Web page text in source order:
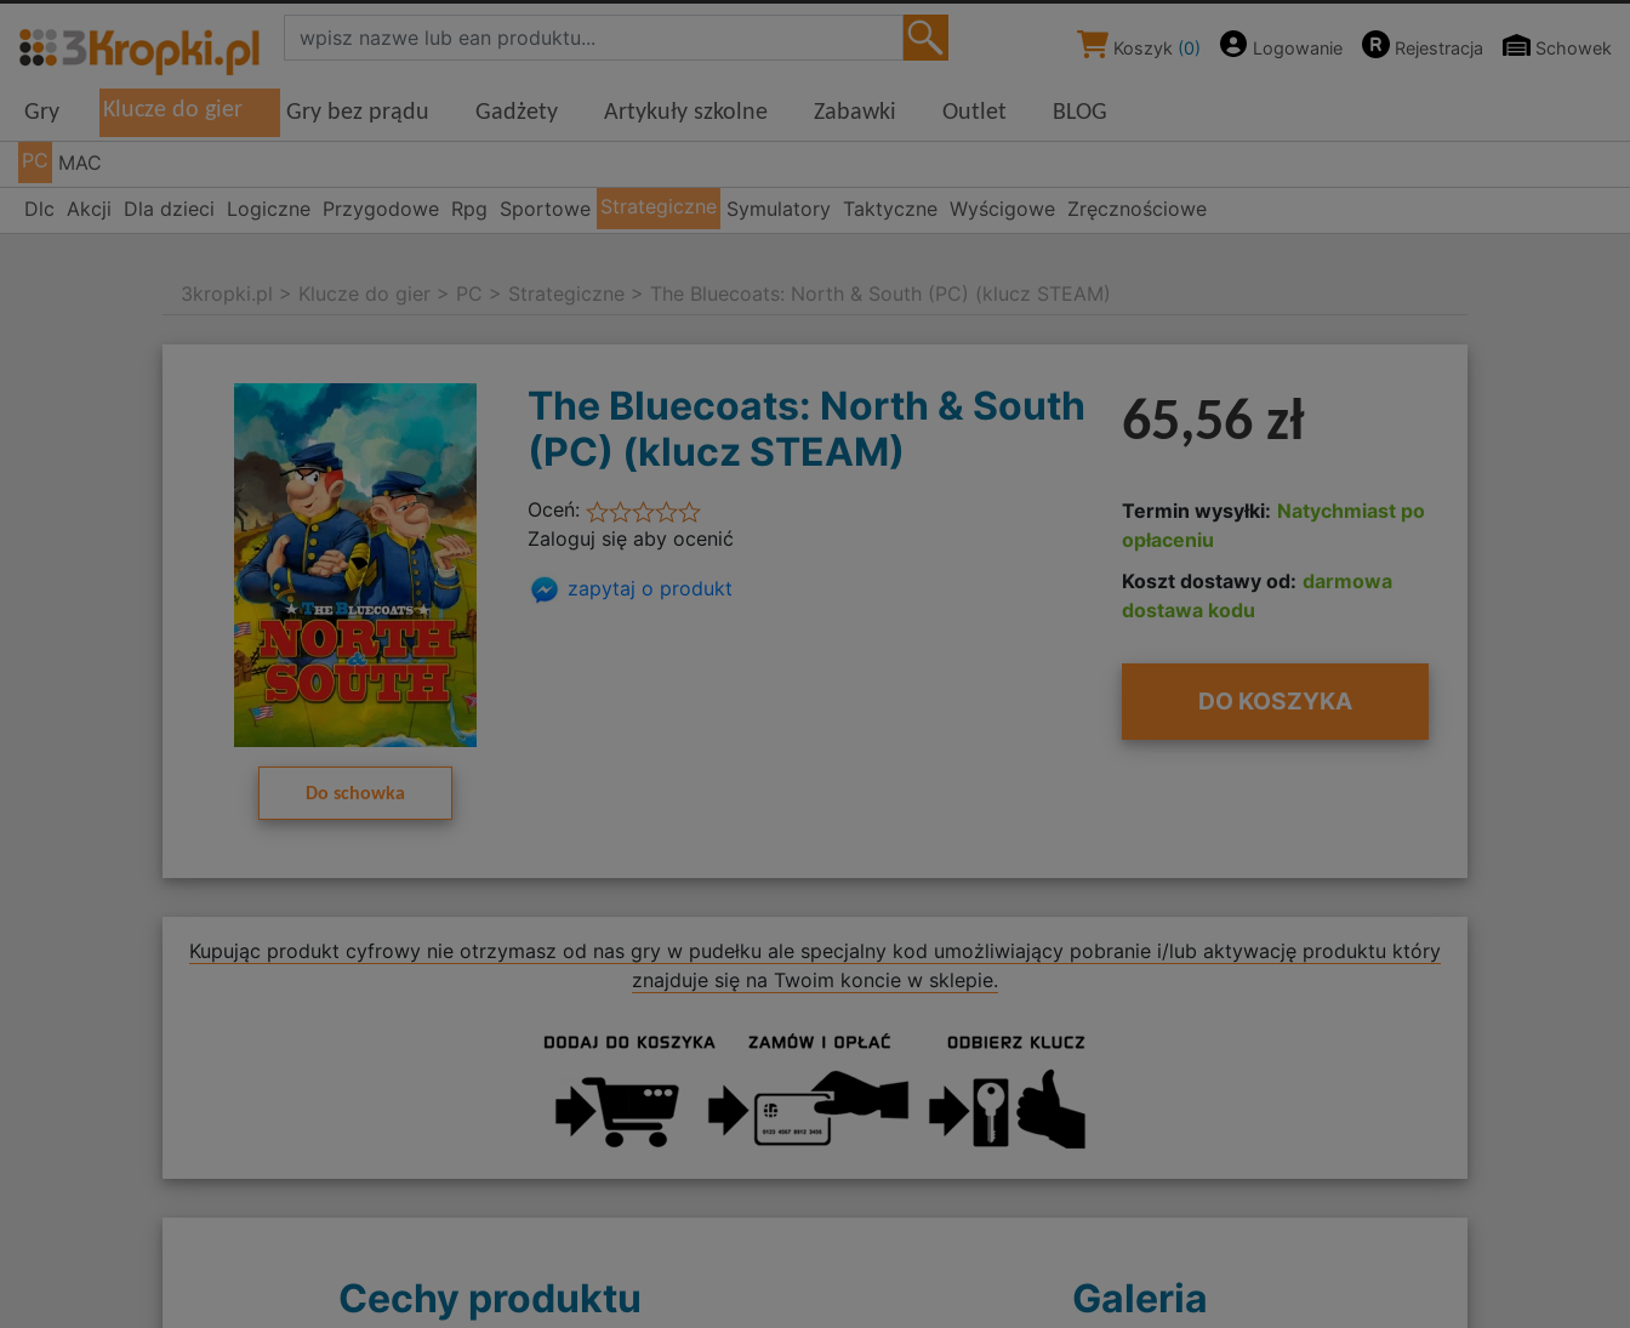
Koszyk (0) Logowanie Rejestracja Schowek
Gry Klucze do gier Gry bez prądu Gadżety Artykuły szkolne Zabawki Outlet
BLOG
PC MAC
Dlc Akcji Dla dzieci Logiczne Przygodowe Rpg Sportowe Strategiczne Symulatory Taktyczne Wyścigowe Zręcznościowe
3kropki.pl > Klucze do gier > PC > Strategiczne > The Bluecoats: North & South (PC) (klucz STEAM)
Do schowka
The Bluecoats: North & South
(PC) (klucz STEAM)
Oceń:
Zaloguj się aby ocenić
zapytaj o produkt
65,56 zł
Termin wysyłki: Natychmiast po
opłaceniu
Koszt dostawy od: darmowa
dostawa kodu
DO KOSZYKA
Kupując produkt cyfrowy nie otrzymasz od nas gry w pudełku ale specjalny kod umożliwiający pobranie i/lub aktywację produktu który
znajduje się na Twoim koncie w sklepie.
Cechy produktu Galeria